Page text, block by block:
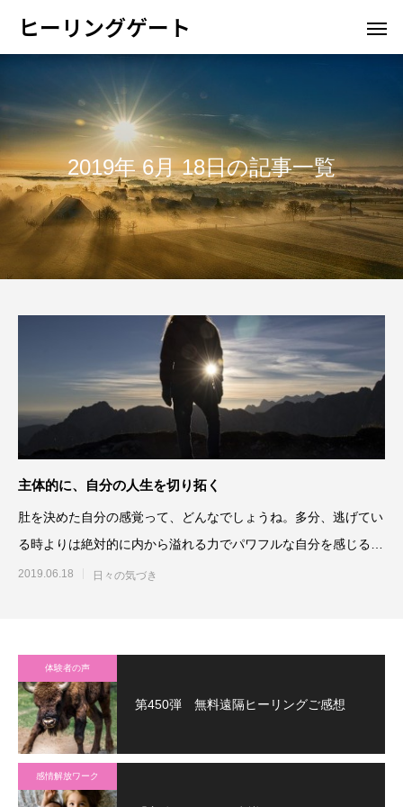
ヒーリングゲート
2019年 6月 18日の記事一覧
主体的に、自分の人生を切り拓く
肚を決めた自分の感覚って、どんなでしょうね。多分、逃げてい
る時よりは絶対的に内から溢れる力でパワフルな自分を感じるは
ずなのです。そのパワーを
2019.06.18 日々の気づき
体験者の声
第450弾 無料遠隔ヒーリングご感想
感情解放ワーク